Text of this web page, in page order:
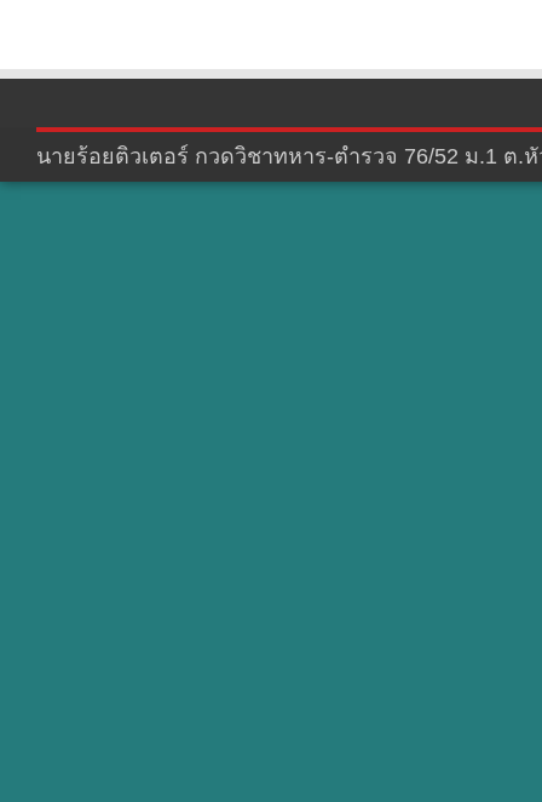
นายร้อยติวเตอร์ กวดวิชาทหาร-ตำรวจ 76/52 ม.1 ต